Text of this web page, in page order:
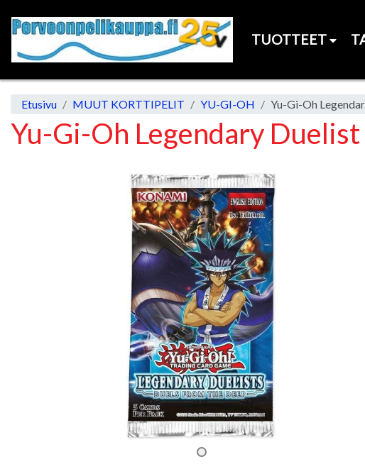
TUOTTEET
Etusivu MUUT KORTTIPELIT YU-GI-OH Yu-Gi-Oh
Yu-Gi-Oh Legendary